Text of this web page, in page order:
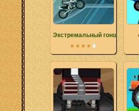
Экстремальный гонщик